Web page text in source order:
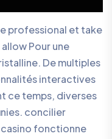
professional et take
Pour une
De multiples
interactives
ce temps, diverses
concilier
fonctionne